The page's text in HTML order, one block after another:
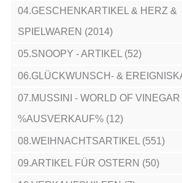
04.GESCHENKARTIKEL & HERZ &
SPIELWAREN (2014)
05.SNOOPY - ARTIKEL (52)
06.GLÜCKWUNSCH- &
07.MUSSINI - WORLD OF VINEGAR
%AUSVERKAUF% (12)
08.WEIHNACHTSARTIKEL (551)
09.ARTIKEL FÜR OSTERN (50)